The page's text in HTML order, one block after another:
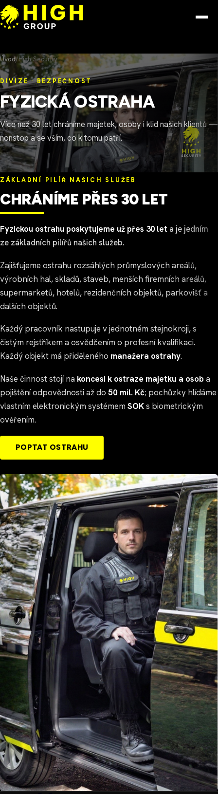
Přeskočit na obsah
Menu
Úvod/High Security
DIVIZE · BEZPEČNOST
FYZICKÁ OSTRAHA
Více než 30 let chráníme majetek, osoby i klid našich klientů —
nonstop a se vším, co k tomu patří.
ZÁKLADNÍ PILÍŘ NAŠICH SLUŽEB
CHRÁNÍME PŘES 30 LET
Fyzickou ostrahu poskytujeme už přes 30 let a je jedním
ze základních pilířů našich služeb.
Zajišťujeme ostrahu rozsáhlých průmyslových areálů,
výrobních hal, skladů, staveb, menších firemních areálů,
supermarketů, hotelů, rezidenčních objektů, parkovišť a
dalších objektů.
Každý pracovník nastupuje v jednotném stejnokroji, s
čistým rejstříkem a osvědčením o profesní kvalifikaci.
Každý objekt má přiděleného manažera ostrahy.
Naše činnost stojí na koncesi k ostraze majetku a osob a
pojištění odpovědnosti až do 50 mil. Kč; pochůzky hlídáme
vlastním elektronickým systémemSOKs biometrickým
ověřením.
POPTAT OSTRAHU